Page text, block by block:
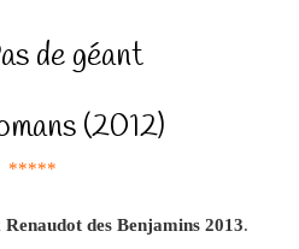
de géant
(2012)
*****
des Benjamins 2013.